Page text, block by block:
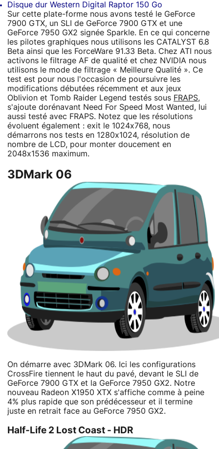
Disque dur Western Digital Raptor 150 Go
Sur cette plate-forme nous avons testé le GeForce
7900 GTX, un SLI de GeForce 7900 GTX et une
GeForce 7950 GX2 signée Sparkle. En ce qui concerne
les pilotes graphiques nous utilisons les CATALYST 6.8
Beta ainsi que les ForceWare 91.33 Beta. Chez ATI nous
activons le filtrage AF de qualité et chez NVIDIA nous
utilisons le mode de filtrage « Meilleure Qualité ». Ce
test est pour nous l'occasion de poursuivre les
modifications débutées récemment et aux jeux
Oblivion et Tomb Raider Legend testés sous FRAPS,
s'ajoute dorénavant Need For Speed Most Wanted, lui
aussi testé avec FRAPS. Notez que les résolutions
évoluent également : exit le 1024x768, nous
démarrons nos tests en 1280x1024, résolution de
nombre de LCD, pour monter doucement en
2048x1536 maximum.
3DMark 06
On démarre avec 3DMark 06. Ici les configurations
CrossFire tiennent le haut du pavé, devant le SLI de
GeForce 7900 GTX et la GeForce 7950 GX2. Notre
nouveau Radeon X1950 XTX s'affiche comme à peine
4% plus rapide que son prédécesseur et il termine
juste en retrait face au GeForce 7950 GX2.
Half-Life 2 Lost Coast - HDR